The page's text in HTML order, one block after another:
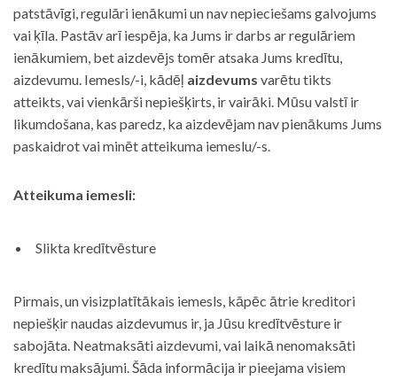
patstāvīgi, regulāri ienākumi un nav nepieciešams galvojums
vai ķīla. Pastāv arī iespēja, ka Jums ir darbs ar regulāriem
ienākumiem, bet aizdevējs tomēr atsaka Jums kredītu,
aizdevumu. Iemesls/-i, kādēļ aizdevums varētu tikts
atteikts, vai vienkārši nepiešķirts, ir vairāki. Mūsu valstī ir
likumdošana, kas paredz, ka aizdevējam nav pienākums Jums
paskaidrot vai minēt atteikuma iemeslu/-s.
Atteikuma iemesli:
Slikta kredītvēsture
Pirmais, un visizplatītākais iemesls, kāpēc ātrie kreditori
nepiešķir naudas aizdevumus ir, ja Jūsu kredītvēsture ir
sabojāta. Neatmaksāti aizdevumi, vai laikā nenomaksāti
kredītu maksājumi. Šāda informācija ir pieejama visiem